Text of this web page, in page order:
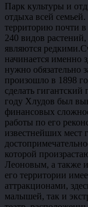
Парк культуры и
отдыха всей
территорию почти
240 видов
являются
начинается именно
нужно обязательно
произошло в 1898
сделать
году Хлудов был
финансовых
работы по его
известнейших мест
которой
Леоновым, а также
его территории
аттракционами,
малышей, так и